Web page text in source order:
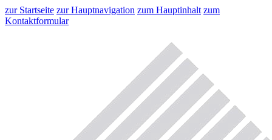
zur Startseite zur Hauptnavigation zum Hauptinhalt zum
Kontaktformular